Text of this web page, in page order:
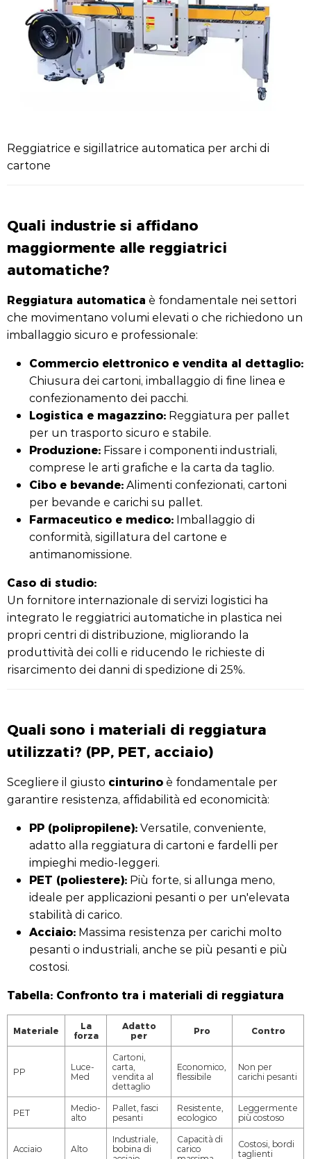
Reggiatrice e sigillatrice automatica per archi di
cartone
Quali industrie si affidano
maggiormente alle reggiatrici
automatiche?
Reggiatura automatica è fondamentale nei settori
che movimentano volumi elevati o che richiedono un
imballaggio sicuro e professionale:
Commercio elettronico e vendita al dettaglio:
Chiusura dei cartoni, imballaggio di fine linea e
confezionamento dei pacchi.
Logistica e magazzino: Reggiatura per pallet
per un trasporto sicuro e stabile.
Produzione: Fissare i componenti industriali,
comprese le arti grafiche e la carta da taglio.
Cibo e bevande:Alimenti confezionati, cartoni
per bevande e carichi su pallet.
Farmaceutico e medico: Imballaggio di
conformità, sigillatura del cartone e
antimanomissione.
Caso di studio:
Un fornitore internazionale di servizi logistici ha
integrato le reggiatrici automatiche in plastica nei
propri centri di distribuzione, migliorando la
produttività dei colli e riducendo le richieste di
risarcimento dei danni di spedizione di 25%.
Quali sono i materiali di reggiatura
utilizzati? (PP, PET, acciaio)
Scegliere il giusto cinturino è fondamentale per
garantire resistenza, affidabilità ed economicità:
PP (polipropilene):Versatile, conveniente,
adatto alla reggiatura di cartoni e fardelli per
impieghi medio-leggeri.
PET (poliestere): Più forte, si allunga meno,
ideale per applicazioni pesanti o per un'elevata
stabilità di carico.
Acciaio: Massima resistenza per carichi molto
pesanti o industriali, anche se più pesanti e più
costosi.
Tabella: Confronto tra i materiali di reggiatura
Materiale La
forza
Adatto
per Pro Contro
PP
Luce-
Med
Cartoni,
carta,
vendita al
dettaglio
Economico,
flessibile
Non per
carichi pesanti
PET
Medio-
alto
Pallet, fasci
pesanti
Resistente,
ecologico
Leggermente
più costoso
Acciaio Alto
Industriale,
bobina di
Capacità di
carico
Costosi, bordi
taglienti